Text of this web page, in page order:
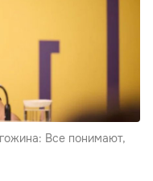
Все понимают,